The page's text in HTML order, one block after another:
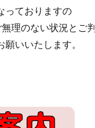
っておりますの
理のない状況とご判
いいたします。